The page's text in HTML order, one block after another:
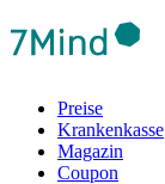
Preise
Krankenkasse
Magazin
Coupon